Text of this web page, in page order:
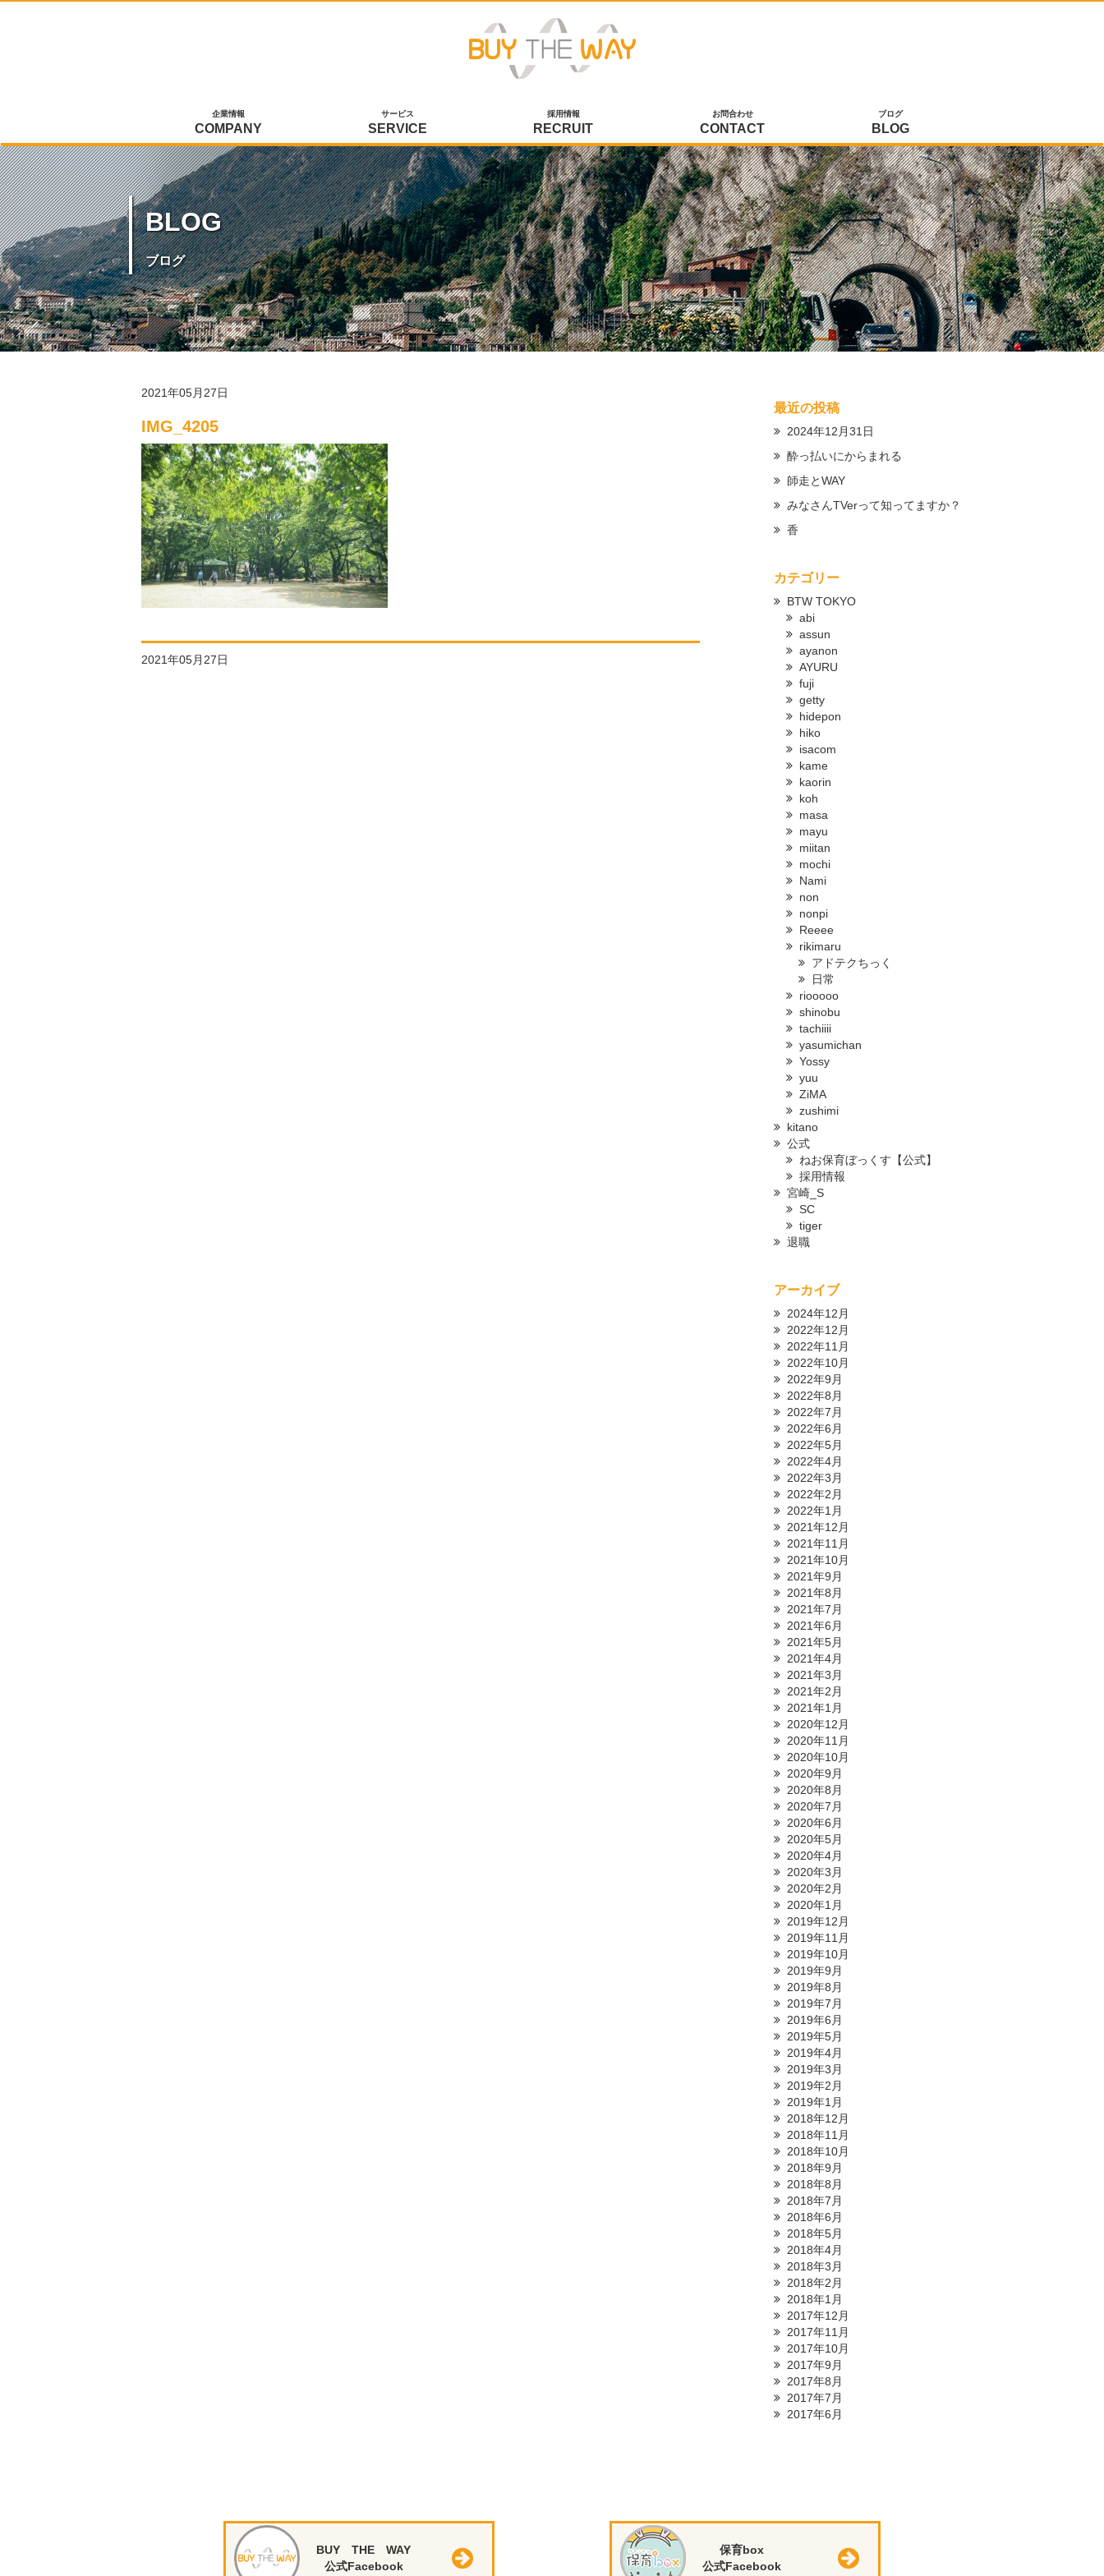
企業情報
COMPANY
サービス
SERVICE
採用情報
RECRUIT
お問合わせ
CONTACT
ブログ
BLOG
BLOG
ブログ
2021年05月27日
IMG_4205
2021年05月27日
最近の投稿
2024年12月31日
酔っ払いにからまれる
師走とWAY
みなさんTVerって知ってますか？
香
カテゴリー
BTW TOKYO
abi
assun
ayanon
AYURU
fuji
getty
hidepon
hiko
isacom
kame
kaorin
koh
masa
mayu
miitan
mochi
Nami
non
nonpi
Reeee
rikimaru
アドテクちっく
日常
riooooo
shinobu
tachiiii
yasumichan
Yossy
yuu
ZiMA
zushimi
kitano
公式
ねお保育ぼっくす【公式】
採用情報
宮崎_S
SC
tiger
退職
アーカイブ
2024年12月
2022年12月
2022年11月
2022年10月
2022年9月
2022年8月
2022年7月
2022年6月
2022年5月
2022年4月
2022年3月
2022年2月
2022年1月
2021年12月
2021年11月
2021年10月
2021年9月
2021年8月
2021年7月
2021年6月
2021年5月
2021年4月
2021年3月
2021年2月
2021年1月
2020年12月
2020年11月
2020年10月
2020年9月
2020年8月
2020年7月
2020年6月
2020年5月
2020年4月
2020年3月
2020年2月
2020年1月
2019年12月
2019年11月
2019年10月
2019年9月
2019年8月
2019年7月
2019年6月
2019年5月
2019年4月
2019年3月
2019年2月
2019年1月
2018年12月
2018年11月
2018年10月
2018年9月
2018年8月
2018年7月
2018年6月
2018年5月
2018年4月
2018年3月
2018年2月
2018年1月
2017年12月
2017年11月
2017年10月
2017年9月
2017年8月
2017年7月
2017年6月
BUY THE WAY
公式Facebook
保育box
公式Facebook